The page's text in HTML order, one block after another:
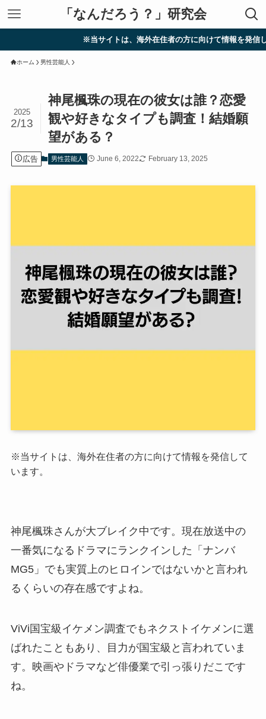
「なんだろう？」研究会
※当サイトは、海外在住者の方に向けて情報を発信しています。
ホーム 男性芸能人
神尾楓珠の現在の彼女は誰？恋愛
観や好きなタイプも調査！結婚願
望がある？
2025
2/13
広告 男性芸能人 June 6, 2022 February 13, 2025
※当サイトは、海外在住者の方に向けて情報を発信して
います。
神尾楓珠さんが大ブレイク中です。現在放送中の
一番気になるドラマにランクインした「ナンバ
MG5」でも実質上のヒロインではないかと言われ
るくらいの存在感ですよね。
ViVi国宝級イケメン調査でもネクストイケメンに選
ばれたこともあり、目力が国宝級と言われていま
す。映画やドラマなど俳優業で引っ張りだこです
ね。